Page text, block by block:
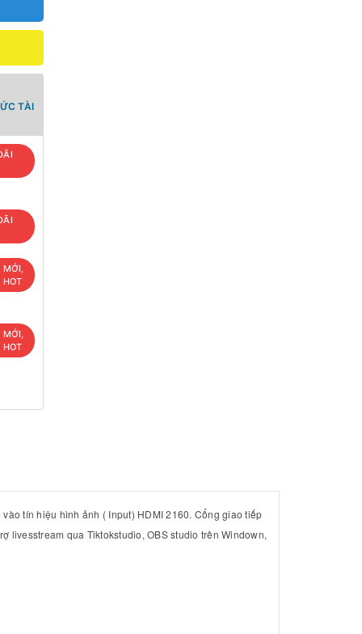
TÀI
MỚI,
HOT
MỚI,
HOT
tín hiệu hình ảnh ( Input) HDMI 2160. Cổng giao tiếp
livesstream qua Tiktokstudio, OBS studio trên Windown,